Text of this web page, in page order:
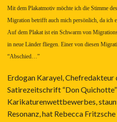
Mit dem Plakatmotiv möchte ich die Stimme
Migration betrifft auch mich persönlich, da ich
Auf dem Plakat ist ein Schwarm von
in neue Länder fliegen. Einer von diesen
“Abschied…”
Erdogan Karayel,
Satirezeitschrift “Don
Karikaturenwettbewerbes,
Resonanz, hat Rebecca Fritzsche